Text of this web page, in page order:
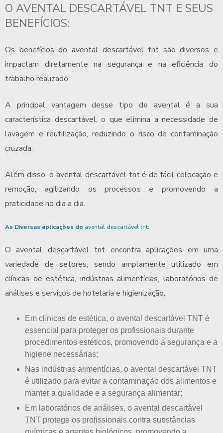
O AVENTAL DESCARTÁVEL TNT E SEUS
BENEFÍCIOS:
Os benefícios do avental descartável tnt são diversos e
impactam diretamente na segurança e na eficiência do
trabalho realizado.
A principal vantagem desse tipo de avental é a sua
característica descartável, o que elimina a necessidade de
lavagem e reutilização, reduzindo o risco de contaminação
cruzada.
Além disso, o avental descartável tnté de fácil colocação e
remoção, agilizando os processos e promovendo a
praticidade no dia a dia.
As Diversas aplicações do avental descartável tnt:
Oavental descartável tnt encontra aplicações em uma
variedade de setores, sendo amplamente utilizado em
clínicas de estética, indústrias alimentícias, laboratórios de
análises e serviços de hotelaria e higienização.
Em clínicas de estética, o avental descartável TNT é
essencial para proteger os profissionais durante
procedimentos estéticos, promovendo a segurança e a
higiene necessárias;
Nas indústrias alimentícias, o avental descartável TNT
é utilizado para evitar a contaminação dos alimentos e
manter a qualidade e a segurança alimentar;
Em laboratórios de análises, o avental descartável
TNT protege os profissionais contra substâncias